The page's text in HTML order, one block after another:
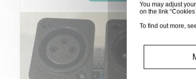
You may adjust
on the link
To find out more,